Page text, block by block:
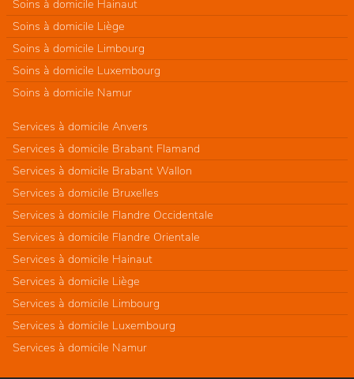
Soins à domicile Hainaut
Soins à domicile Liège
Soins à domicile Limbourg
Soins à domicile Luxembourg
Soins à domicile Namur
Services à domicile Anvers
Services à domicile Brabant Flamand
Services à domicile Brabant Wallon
Services à domicile Bruxelles
Services à domicile Flandre Occidentale
Services à domicile Flandre Orientale
Services à domicile Hainaut
Services à domicile Liège
Services à domicile Limbourg
Services à domicile Luxembourg
Services à domicile Namur